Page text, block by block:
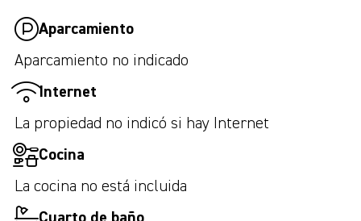
Aparcamiento
Aparcamiento no indicado
Internet
La propiedad no indicó si hay Internet
Cocina
La cocina no está incluida
Cuarto de baño